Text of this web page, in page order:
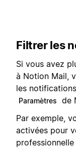
Filtrer les
Si vous avez
à Notion Mail,
les
Paramètres de
Par exemple,
activées pour